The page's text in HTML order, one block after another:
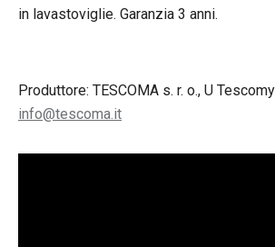
in lavastoviglie. Garanzia 3 anni.
Produttore: TESCOMA s. r. o., U
info@tescoma.it